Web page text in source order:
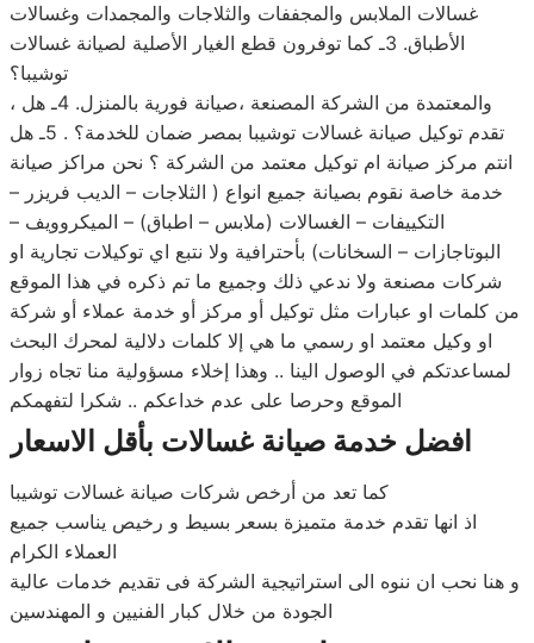
غسالات الملابس والمجففات والثلاجات والمجمدات وغسالات
الأطباق. 3ـ كما توفرون قطع الغيار الأصلية لصيانة غسالات
توشيبا؟
، والمعتمدة من الشركة المصنعة ،صيانة فورية بالمنزل. 4ـ هل
تقدم توكيل صيانة غسالات توشيبا بمصر ضمان للخدمة؟ . 5ـ هل
انتم مركز صيانة ام توكيل معتمد من الشركة ؟ نحن مراكز صيانة
خدمة خاصة نقوم بصيانة جميع انواع ( الثلاجات – الديب فريزر –
التكييفات – الغسالات (ملابس – اطباق) – الميكروويف –
البوتاجازات – السخانات) بأحترافية ولا نتبع اي توكيلات تجارية او
شركات مصنعة ولا ندعي ذلك وجميع ما تم ذكره في هذا الموقع
من كلمات او عبارات مثل توكيل أو مركز أو خدمة عملاء أو شركة
او وكيل معتمد او رسمي ما هي إلا كلمات دلالية لمحرك البحث
لمساعدتكم في الوصول الينا .. وهذا إخلاء مسؤولية منا تجاه زوار
الموقع وحرصا على عدم خداعكم .. شكرا لتفهمكم
افضل خدمة صيانة غسالات بأقل الاسعار
كما تعد من أرخص شركات صيانة غسالات توشيبا
اذ انها تقدم خدمة متميزة بسعر بسيط و رخيص يناسب جميع
العملاء الكرام
و هنا نحب ان ننوه الى استراتيجية الشركة فى تقديم خدمات عالية
الجودة من خلال كبار الفنيين و المهندسين